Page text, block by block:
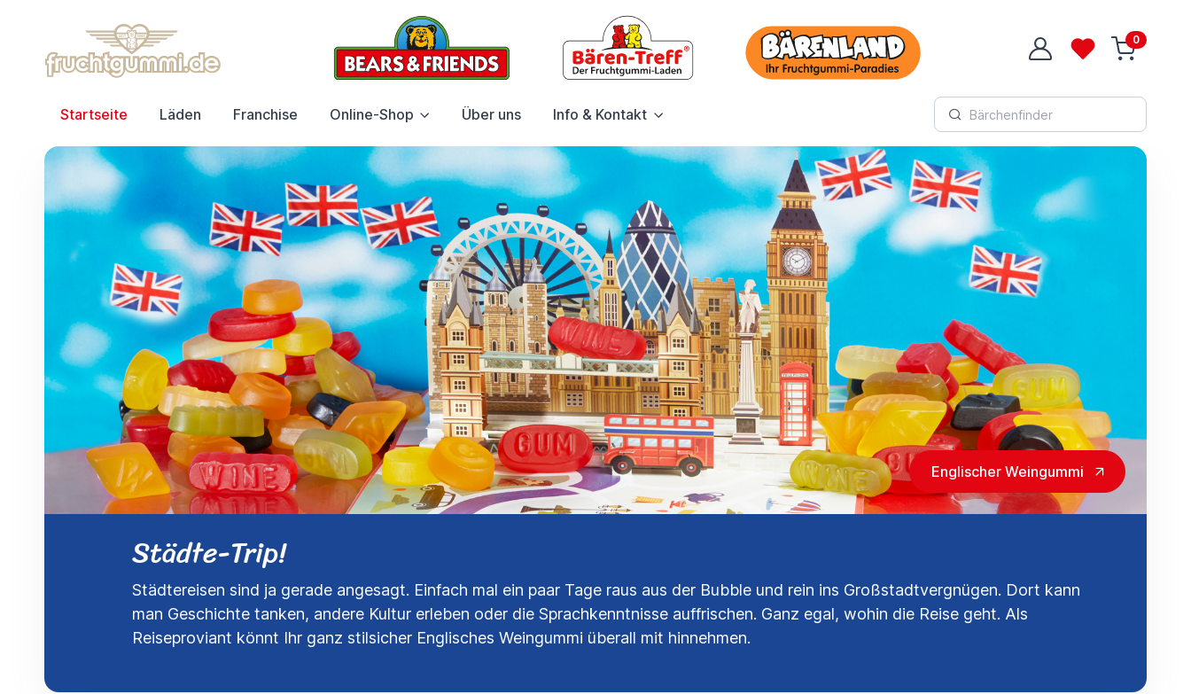
LoginWunschliste
0
Startseite Läden Franchise Online-Shop Über uns Info & Kontakt
Englischer Weingummi
Städte-Trip!
Städtereisen sind ja gerade angesagt. Einfach mal ein paar Tage raus aus der Bubble und rein ins Großstadtvergnügen. Dort kann
man Geschichte tanken, andere Kultur erleben oder die Sprachkenntnisse auffrischen. Ganz egal, wohin die Reise geht. Als
Reiseproviant könnt Ihr ganz stilsicher Englisches Weingummi überall mit hinnehmen.